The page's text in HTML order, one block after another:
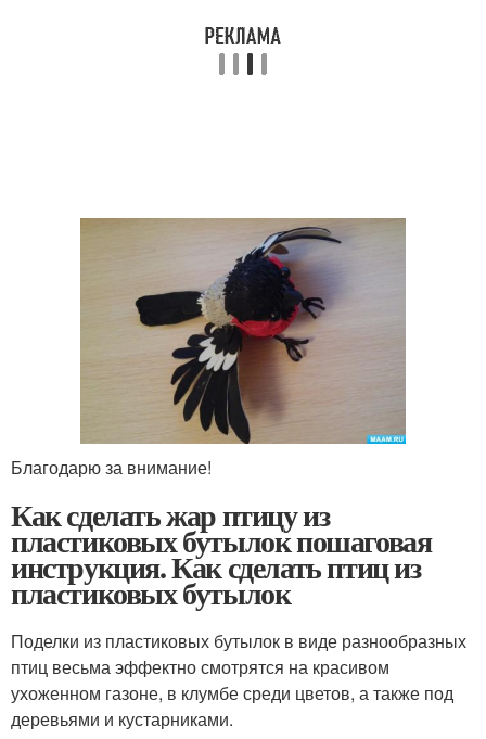
Благодарю за внимание!
Как сделать жар птицу из
пластиковых бутылок пошаговая
инструкция. Как сделать птиц из
пластиковых бутылок
Поделки из пластиковых бутылок в виде разнообразных
птиц весьма эффектно смотрятся на красивом
ухоженном газоне, в клумбе среди цветов, а также под
деревьями и кустарниками.